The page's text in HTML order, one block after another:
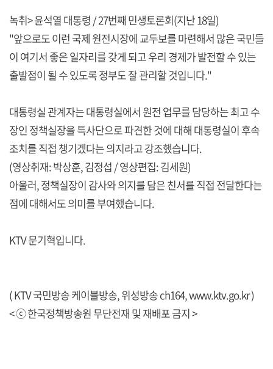
녹취> 윤석열 대통령 / 27번째 민생토론회(지난 18일)
"앞으로도 이런 국제 원전시장에 교두보를 마련해서 많은 국민들
이 여기서 좋은 일자리를 갖게 되고 우리 경제가 발전할 수 있는
출발점이 될 수 있도록 정부도 잘 관리할 것입니다."
대통령실 관계자는 대통령실에서 원전 업무를 담당하는 최고 수
장인 정책실장을 특사단으로 파견한 것에 대해 대통령실이 후속
조치를 직접 챙기겠다는 의지라고 강조했습니다.
(영상취재: 박상훈, 김정섭 / 영상편집: 김세원)
아울러, 정책실장이 감사와 의지를 담은 친서를 직접 전달한다는
점에 대해서도 의미를 부여했습니다.
KTV 문기혁입니다.
( KTV 국민방송 케이블방송, 위성방송 ch164,www.ktv.go.kr)
< ⓒ 한국정책방송원 무단전재 및 재배포 금지 >